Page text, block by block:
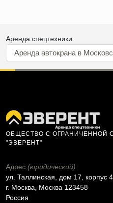
Аренда спецтехники
Аренда автокрана в
ОБЩЕСТВО С ОГРАНИЧЕННОЙ
"ЭВЕРЕНТ"
Адрес (юридический)
ул. Таллинская, дом 17, корпус
г. Москва, Москва 123458
Россия